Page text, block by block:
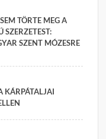
TÖRTE MEG A
SZENT MÓZESRE
KÁRPÁTALJAI